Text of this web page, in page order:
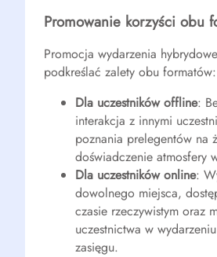
Promowanie korzyści obu
Promocja wydarzenia
podkreślać zalety obu formatów:
Dla uczestników offline:
interakcja z innymi
poznania prelegentów na
doświadczenie atmosfery
Dla uczestników online:
dowolnego miejsca,
czasie rzeczywistym oraz
uczestnictwa w
zasięgu.